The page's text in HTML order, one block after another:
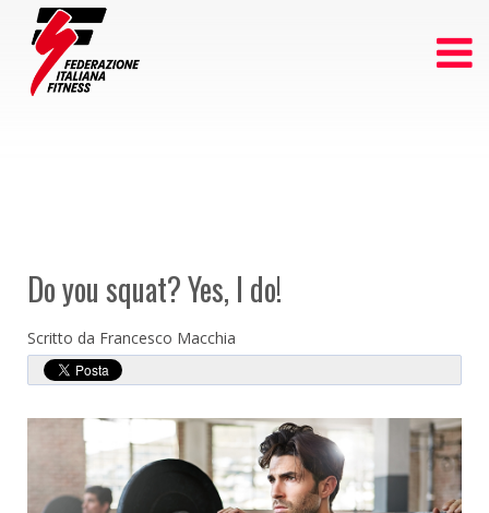
Do you squat? Yes, I do!
Scritto da Francesco Macchia